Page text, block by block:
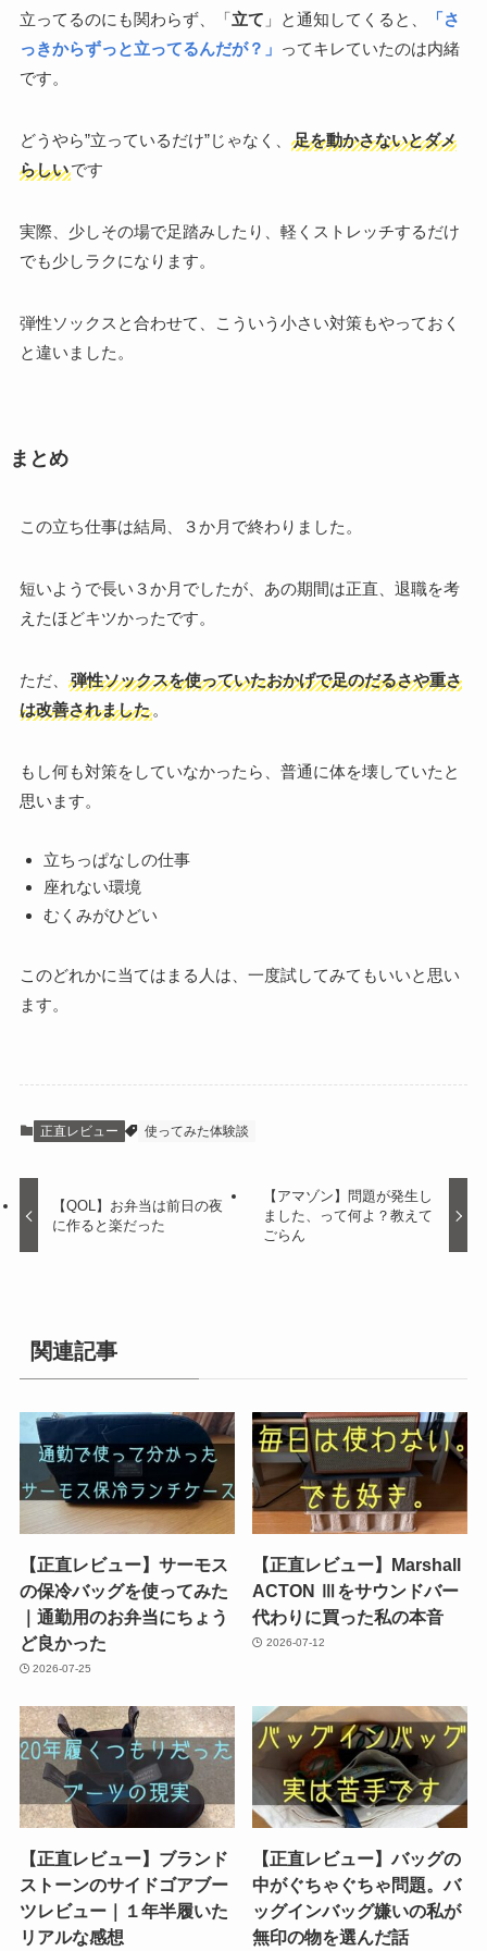
立ってるのにも関わらず、「立て 」と通知してくると、
「さ
っきからずっと立ってるんだが？」 ってキレていたのは内緒
です。
どうやら”立っているだけ”じゃなく、
足を動かさないとダメ
らしいです
実際、少しその場で足踏みしたり、軽くストレッチするだけ
でも少しラクになります。
弾性ソックスと合わせて、こういう小さい対策もやっておく
と違いました。
まとめ
この立ち仕事は結局、３か月で終わりました。
短いようで長い３か月でしたが、あの期間は正直、退職を考
えたほどキツかったです。
ただ、
弾性ソックスを使っていたおかげで足のだるさや重さ
は改善されました。
もし何も対策をしていなかったら、普通に体を壊していたと
思います。
立ちっぱなしの仕事
座れない環境
むくみがひどい
このどれかに当てはまる人は、一度試してみてもいいと思い
ます。
正直レビュー 使ってみた体験談
【QOL】お弁当は前日の夜
に作ると楽だった
【アマゾン】問題が発生し
ました、って何よ？教えて
ごらん
関連記事
【正直レビュー】サーモス
の保冷バッグを使ってみた
｜通勤用のお弁当にちょう
ど良かった
2026-07-25
【正直レビュー】Marshall
ACTON Ⅲをサウンドバー
代わりに買った私の本音
2026-07-12
【正直レビュー】ブランド
ストーンのサイドゴアブー
ツレビュー｜１年半履いた
リアルな感想
【正直レビュー】バッグの
中がぐちゃぐちゃ問題。バ
ッグインバッグ嫌いの私が
無印の物を選んだ話